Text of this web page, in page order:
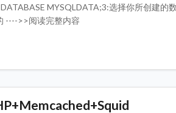
MYSQLDATA;3:选择你所创建的
---->>阅读完整内容